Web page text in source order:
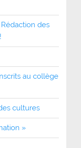
des
au collège
cultures
»